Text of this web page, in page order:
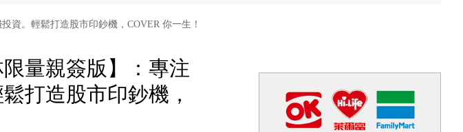
資。輕鬆打造股市印鈔機，COVER 你一生！
量親簽版】：專注
打造股市印鈔機，